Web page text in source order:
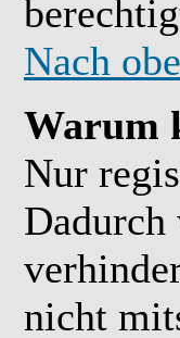
Nach
Warum
Nur
Dadurch
nicht